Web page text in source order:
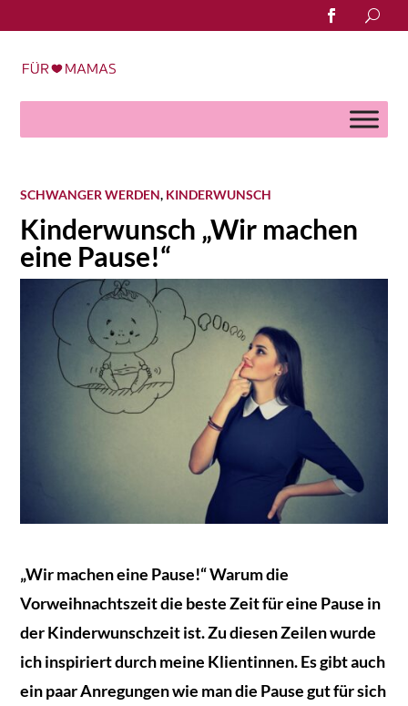
Search
for:
SCHWANGER WERDEN, KINDERWUNSCH
Kinderwunsch „Wir machen
eine Pause!“
„Wir machen eine Pause!“ Warum die
Vorweihnachtszeit die beste Zeit für eine Pause in
der Kinderwunschzeit ist. Zu diesen Zeilen wurde
ich inspiriert durch meine Klientinnen. Es gibt auch
ein paar Anregungen wie man die Pause gut für sich